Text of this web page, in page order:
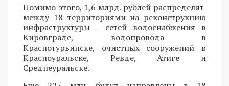
Помимо этого, 1,6 млрд. рублей распределят
между 18 территориями на реконструкцию
инфраструктуры - сетей водоснабжения в
Кировграде, водопровода в
Краснотурьинске, очистных сооружений в
Красноуральске, Ревде, Атиге и
Среднеуральске.